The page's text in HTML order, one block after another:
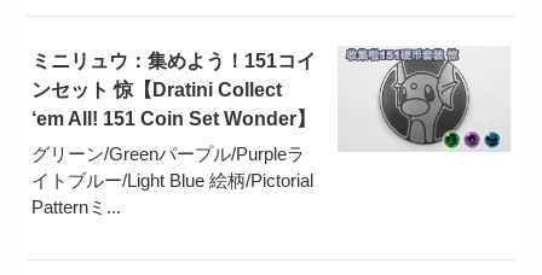
ミニリュウ：集めよう！151コイ
ンセット 惊【Dratini Collect
‘em All! 151 Coin Set Wonder】
グリーン/Greenパープル/Purpleラ
イトブルー/Light Blue 絵柄/Pictorial
Patternミ...